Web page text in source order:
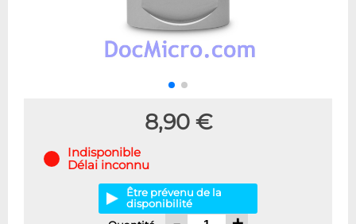
8,90 €
Indisponible
Délai inconnu
Être prévenu de la
disponibilité